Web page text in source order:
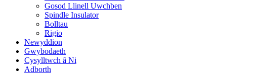
Gosod Llinell Uwchben
Spindle Insulator
Bolltau
Rigio
Newyddion
Gwybodaeth
Cysylltwch â Ni
Adborth